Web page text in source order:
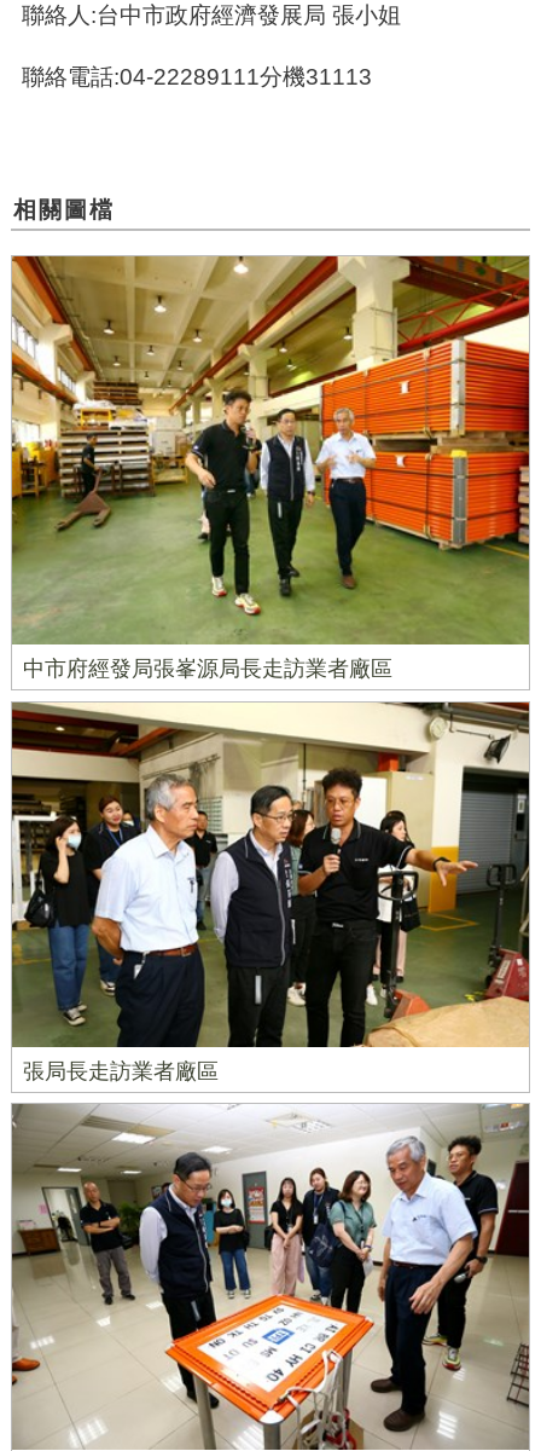
聯絡人:台中市政府經濟發展局 張小姐
聯絡電話:04-22289111分機31113
相關圖檔
中市府經發局張峯源局長走訪業者廠區
張局長走訪業者廠區